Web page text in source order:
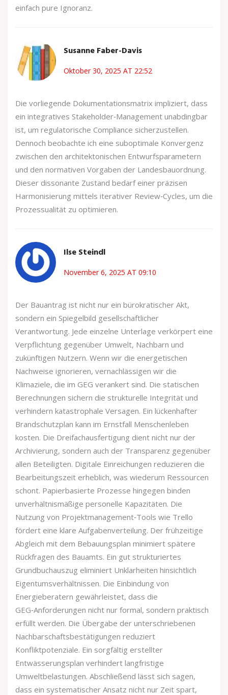
einfach pure Ignoranz.
Susanne Faber-Davis
Oktober 30, 2025 AT 22:52
Die vorliegende Dokumentationsmatrix impliziert, dass
ein integratives Stakeholder‑Management unabdingbar
ist, um regulatorische Compliance sicherzustellen.
Dennoch beobachte ich eine suboptimale Konvergenz
zwischen den architektonischen Entwurfsparametern
und den normativen Vorgaben der Landesbauordnung.
Dieser dissonante Zustand bedarf einer präzisen
Harmonisierung mittels iterativer Review‑Cycles, um die
Prozessualität zu optimieren.
Ilse Steindl
November 6, 2025 AT 09:10
Der Bauantrag ist nicht nur ein bürokratischer Akt,
sondern ein Spiegelbild gesellschaftlicher
Verantwortung. Jede einzelne Unterlage verkörpert eine
Verpflichtung gegenüber Umwelt, Nachbarn und
zukünftigen Nutzern. Wenn wir die energetischen
Nachweise ignorieren, vernachlässigen wir die
Klimaziele, die im GEG verankert sind. Die statischen
Berechnungen sichern die strukturelle Integrität und
verhindern katastrophale Versagen. Ein lückenhafter
Brandschutzplan kann im Ernstfall Menschenleben
kosten. Die Dreifachausfertigung dient nicht nur der
Archivierung, sondern auch der Transparenz gegenüber
allen Beteiligten. Digitale Einreichungen reduzieren die
Bearbeitungszeit erheblich, was wiederum Ressourcen
schont. Papierbasierte Prozesse hingegen binden
unverhältnismäßige personelle Kapazitäten. Die
Nutzung von Projektmanagement‑Tools wie Trello
fördert eine klare Aufgabenverteilung. Der frühzeitige
Abgleich mit dem Bebauungsplan minimiert spätere
Rückfragen des Bauamts. Ein gut strukturiertes
Grundbuchauszug eliminiert Unklarheiten hinsichtlich
Eigentumsverhältnissen. Die Einbindung von
Energieberatern gewährleistet, dass die
GEG‑Anforderungen nicht nur formal, sondern praktisch
erfüllt werden. Die Übergabe der unterschriebenen
Nachbarschaftsbestätigungen reduziert
Konfliktpotenziale. Ein sorgfältig erstellter
Entwässerungsplan verhindert langfristige
Umweltbelastungen. Abschließend lässt sich sagen,
dass ein systematischer Ansatz nicht nur Zeit spart,